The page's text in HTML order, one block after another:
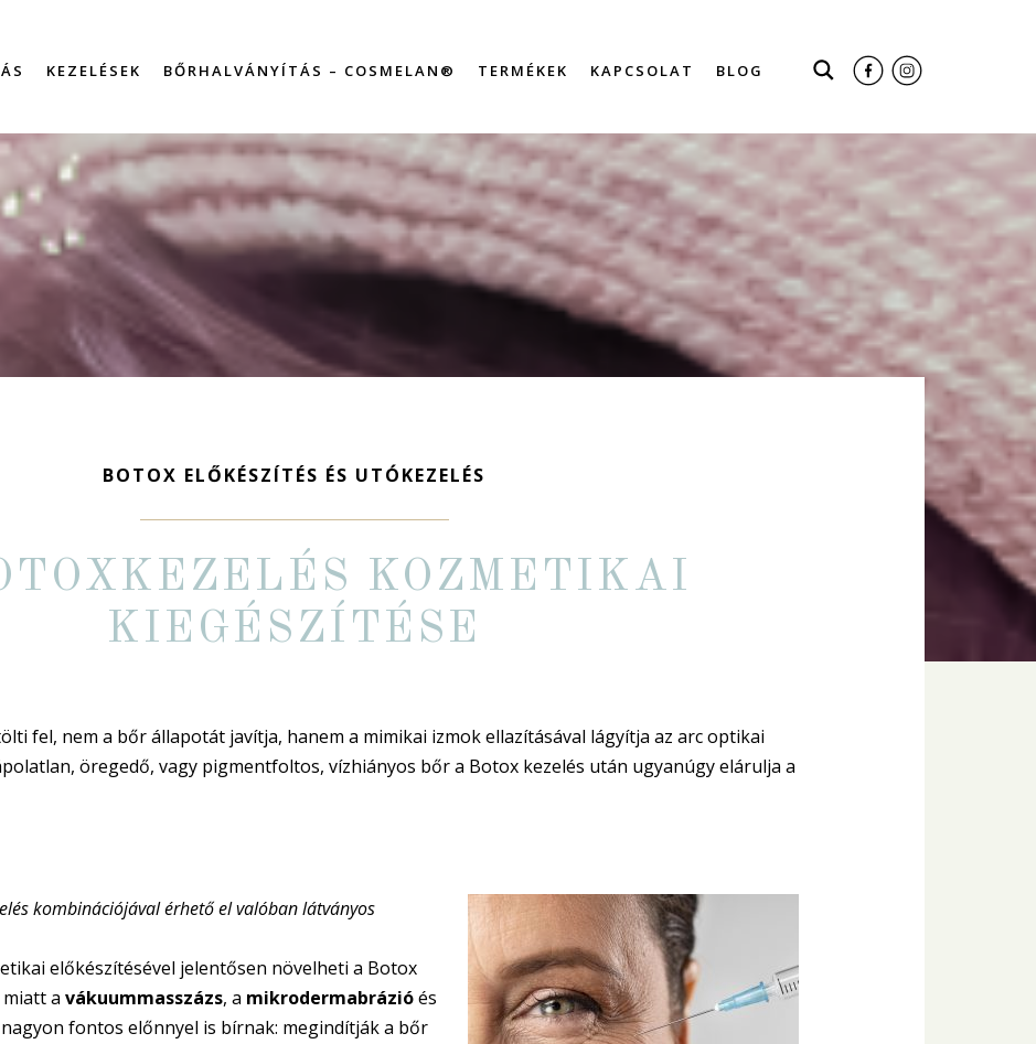
KEZELÉSEK BŐRHALVÁNYÍTÁS – COSMELAN® TERMÉKEK KAPCSOLAT BLOG
BOTOX ELŐKÉSZÍTÉS ÉS UTÓKEZELÉS
KOZMETIKAI
KIEGÉSZÍTÉSE
fel, nem a bőr állapotát javítja, hanem a mimikai izmok ellazításával lágyítja az arc optikai
öregedő, vagy pigmentfoltos, vízhiányos bőr a Botox kezelés után ugyanúgy elárulja a
kombinációjával érhető el valóban látványos
előkészítésével jelentősen növelheti a Botox
a vákuummasszázs, a mikrodermabrázió és
fontos előnnyel is bírnak: megindítják a bőr